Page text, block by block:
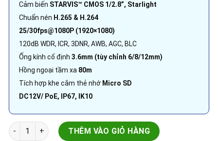
Cảm biến STARVIS™ CMOS 1/2.8”, Starlight
Chuẩn nén H.265 & H.264
25/30fps@1080P (1920×1080)
120dB WDR, ICR, 3DNR, AWB, AGC, BLC
Ống kính cố định 3.6mm (tùy chỉnh 6/8/12mm)
Hồng ngoại tầm xa 80m
Tích hợp khe cắm thẻ nhớ Micro SD
DC12V/ PoE, IP67, IK10
Camera IP Hồng Ngoại 2.0MP | DH-IPC-HFW4231TP-S-S4 |
THÊM VÀO GIỎ HÀNG